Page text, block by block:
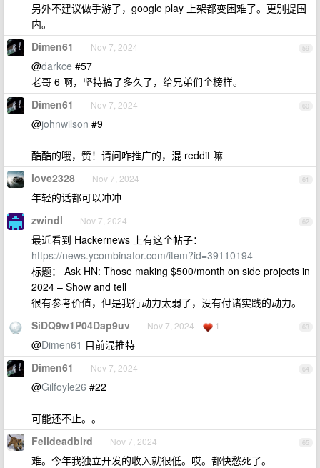
另外不建议做手游了，google play 上架都变困难了。更别提国
内。
59
Dimen61 Nov 7, 2024
@darkce #57
老哥 6 啊，坚持搞了多久了，给兄弟们个榜样。
60
Dimen61 Nov 7, 2024
@johnwilson #9
酷酷的哦，赞！请问咋推广的，混 reddit 嘛
61
love2328 Nov 7, 2024
年轻的话都可以冲冲
62
zwindl Nov 7, 2024
最近看到 Hackernews 上有这个帖子：
https://news.ycombinator.com/item?id=39110194
标题： Ask HN: Those making $500/month on side projects in
2024 – Show and tell
很有参考价值，但是我行动力太弱了，没有付诸实践的动力。
63
SiDQ9w1P04Dap9uv Nov 7, 2024 1
@Dimen61 目前混推特
64
Dimen61 Nov 7, 2024
@Gilfoyle26 #22
可能还不止。。
65
Felldeadbird Nov 7, 2024
难。今年我独立开发的收入就很低。哎。都快愁死了。